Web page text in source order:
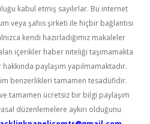
kabul etmiş sayılırlar. Bu internet
veya şahıs şirketi ile hiçbir bağlantısı
kendi hazırladığımız makaleler
içerikler haber niteliği taşımamakta
paylaşım yapılmamaktadır.
benzerlikleri tamamen tesadüfidir.
tamamen ücretsiz bir bilgi paylaşım
düzenlemelere aykırı olduğunu